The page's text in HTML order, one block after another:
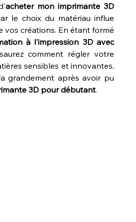
acheter mon imprimante 3D
le choix du matériau influe
vos créations. En étant formé
à l'impression 3D avec
comment régler votre
sensibles et innovantes,
3D pour débutant.